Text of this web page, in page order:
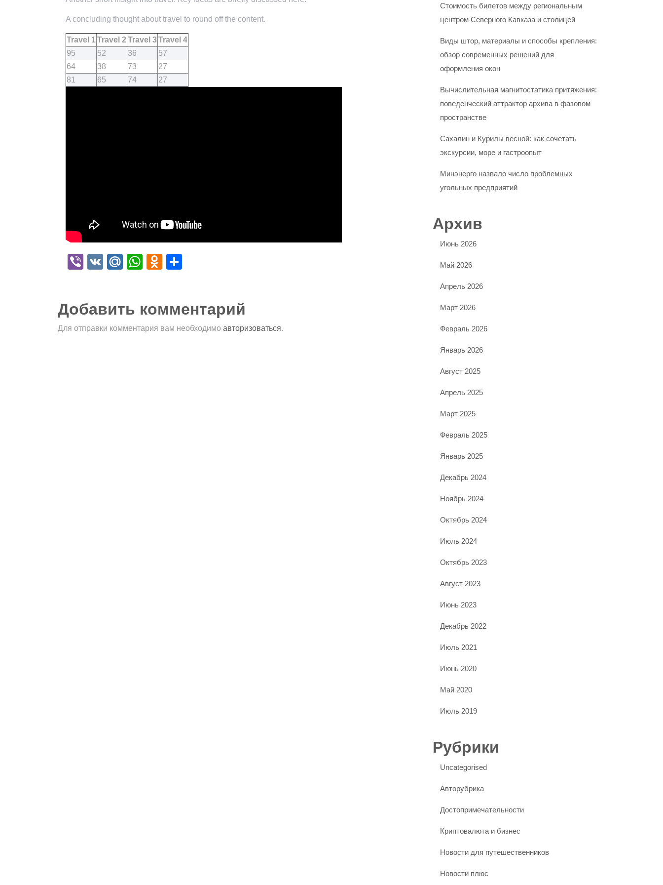
A concluding thought about travel to round off the content.
Travel 1Travel 2 Travel 3Travel 4
95
52 36
57
64
38 73
27
81
65 74 27
Viber
VK Mail.Ru
WhatsApp
Odnoklassniki
Добавить комментарий
Для отправки комментария вам необходимо авторизоваться.
Стоимость билетов между региональным
центром Северного Кавказа и столицей
Виды штор, материалы и способы крепления:
обзор современных решений для
оформления окон
Вычислительная магнитостатика притяжения:
поведенческий аттрактор архива в фазовом
пространстве
Сахалин и Курилы весной: как сочетать
экскурсии, море и гастроопыт
Минэнерго назвало число проблемных
угольных предприятий
Архив
Июнь 2026
Май 2026
Апрель 2026
Март 2026
Февраль 2026
Январь 2026
Август 2025
Апрель 2025
Март 2025
Февраль 2025
Январь 2025
Декабрь 2024
Ноябрь 2024
Октябрь 2024
Июль 2024
Октябрь 2023
Август 2023
Июнь 2023
Декабрь 2022
Июль 2021
Июнь 2020
Май 2020
Июль 2019
Рубрики
Uncategorised
Авторубрика
Достопримечательности
Криптовалюта и бизнес
Новости для путешественников
Новости плюс